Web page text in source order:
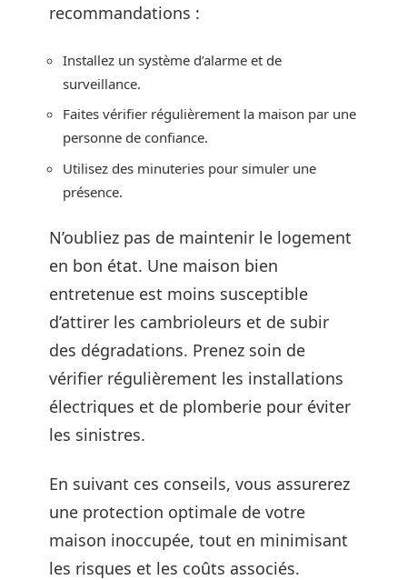
recommandations :
Installez un système d’alarme et de
surveillance.
Faites vérifier régulièrement la maison par une
personne de confiance.
Utilisez des minuteries pour simuler une
présence.
N’oubliez pas de maintenir le logement
en bon état. Une maison bien
entretenue est moins susceptible
d’attirer les cambrioleurs et de subir
des dégradations. Prenez soin de
vérifier régulièrement les installations
électriques et de plomberie pour éviter
les sinistres.
En suivant ces conseils, vous assurerez
une protection optimale de votre
maison inoccupée, tout en minimisant
les risques et les coûts associés.